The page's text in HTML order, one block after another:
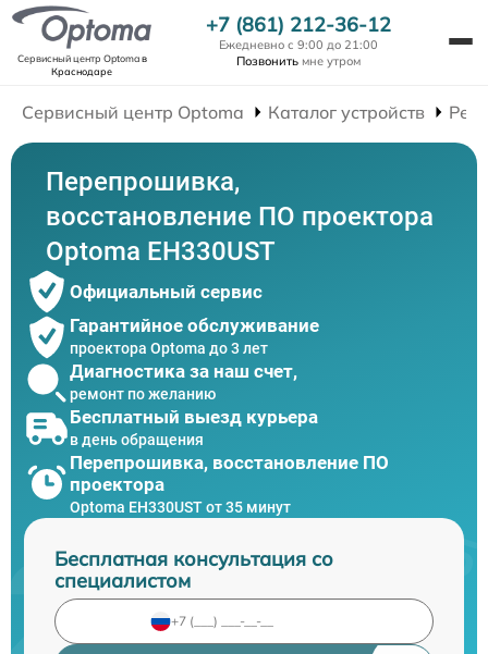
Сервисный центр Optomaв
Краснодаре
+7 (861) 212-36-12
Ежедневно с 9:00 до 21:00
Позвонить мне утром
Сервисный центр Optoma Каталог устройств
Перепрошивка,
восстановление ПО проектора
Optoma EH330UST
Официальный сервис
Гарантийное обслуживание
проектора Optoma до 3 лет
Диагностика за наш счет,
ремонт по желанию
Бесплатный выезд курьера
в день обращения
Перепрошивка, восстановление ПО
проектора
Optoma EH330UST от 35 минут
Бесплатная консультация со
специалистом